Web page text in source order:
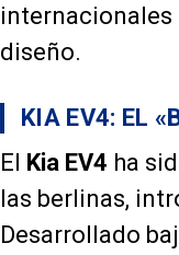
internacionales
diseño.
KIA EV4: EL
El Kia EV4 ha
las berlinas,
Desarrollado